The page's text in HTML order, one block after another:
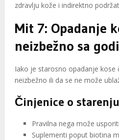
zdravlju kože i indirektno
Mit 7: Opadanje
neizbežno sa
Iako je starosno opadanje kose
neizbežno ili da se ne može
Činjenice o
Pravilna nega može
Suplementi poput biotina